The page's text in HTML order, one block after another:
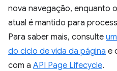
nova navegação, enquanto
atual é mantido para
Para saber mais, consulte
do ciclo de vida da página e
com a API Page Lifecycle.